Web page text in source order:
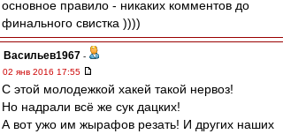
основное правило - никаких комментов до
финального свистка ))))
Васильев1967 -
02 янв 2016 17:55
С этой молодежкой хакей такой нервоз!
Но надрали всё же сук дацких!
А вот ужо им жырафов резать! И других наших